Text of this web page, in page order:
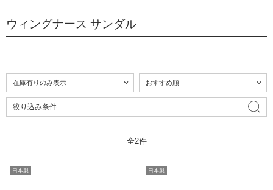
ウィングナース サンダル
絞り込み条件
全2件
日本製 日本製